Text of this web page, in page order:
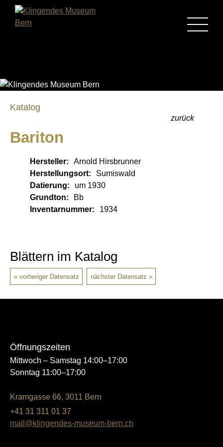
Katalog
Bariton
zurück
Hersteller:
Arnold Hirsbrunner
Herstellungsort:
Sumiswald
Datierung:
um 1930
Grundton:
Bb
Inventarnummer:
1934
Blättern im Katalog
vorheriger Datensatz nächster Datensatz
Öffnungszeiten
Mittwoch – Samstag 14:00–17:00
Sonntag 11:00–17:00
Kramgasse 66, 3011 Bern
+41 31 311 01 37
mail@klingendes-museum-bern.ch